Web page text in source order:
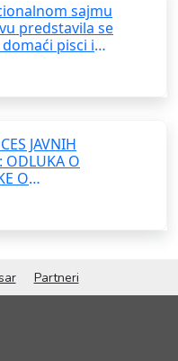
sajmu
predstavila se
pisci i
JAVNIH
O
IZRADU
O
Partneri